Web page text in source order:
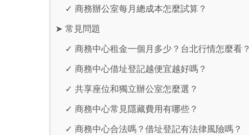
✓ 商務辦公室每月總成本怎麼試算？
➤ 常見問題
✓ 商務中心租金一個月多少？台北行情怎麼看？
✓ 商務中心借址登記越便宜越好嗎？
✓ 共享座位和獨立辦公室怎麼選？
✓ 商務中心常見隱藏費用有哪些？
✓ 商務中心合法嗎？借址登記有法律風險嗎？